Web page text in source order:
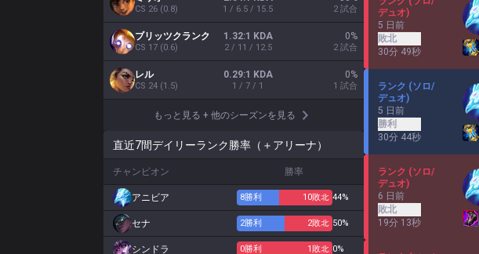
CS 26 (0.8) 1 / 6.5 / 15.5 2 試合
ブリッツクランク
CS 17 (0.6)
1.32:1 KDA
2 / 11 / 12.5
0%
2 試合
レル
CS 24 (1.5)
0.29:1 KDA
1 / 7 / 1
0%
1 試合
もっと見る + 他のシーズンを見る
直近7間デイリーランク勝率（＋アリーナ）
チャンピオン 勝率
アニビア 8勝利 10敗北 44%
セナ 2勝利 2敗北 50%
シンドラ 0勝利 1敗北 0%
デュオ)
5 日前
敗北
30分 49秒
ランク (ソロ/
デュオ)
5 日前
勝利
30分 44秒
ランク (ソロ/
デュオ)
6 日前
敗北
19分 13秒